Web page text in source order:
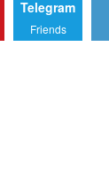
Telegram
Friends